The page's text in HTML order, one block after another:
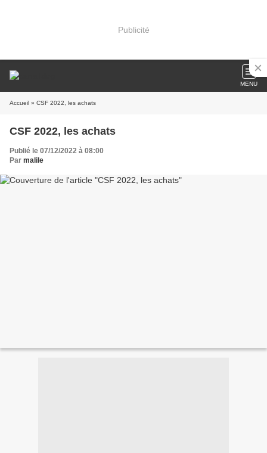
Publicité
MENU
Accueil » CSF 2022, les achats
CSF 2022, les achats
Publié le 07/12/2022 à 08:00
Par malile